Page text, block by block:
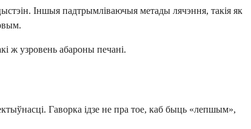
Іншыя падтрымліваючыя метады лячэння, такія як
ж узровень абароны печані.
Гаворка ідзе не пра тое, каб быць «лепшым»,